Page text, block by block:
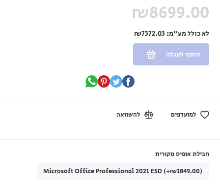
₪8699.00
לא כולל מע"מ:₪7372.03
הוסף לעגלה
למועדפים להשוואה
חבילת אופיס מקורית
Microsoft Office Professional 2021 ESD (+₪1849.00)